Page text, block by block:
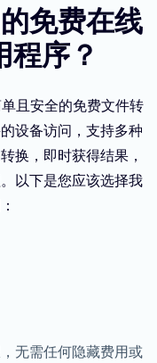
免费在线
程序？
且安全的免费文件转
设备访问，支持多种
换，即时获得结果，
以下是您应该选择我
无需任何隐藏费用或